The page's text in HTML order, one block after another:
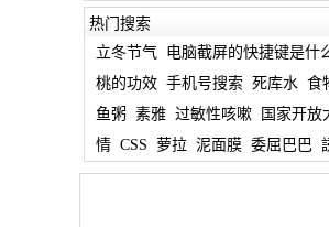
热门搜索
立冬节气
电脑截屏的快捷键是什
桃的功效 手机号搜索 死库水 食
鱼粥 素雅 过敏性咳嗽 国家开放
情 CSS 萝拉 泥面膜 委屈巴巴